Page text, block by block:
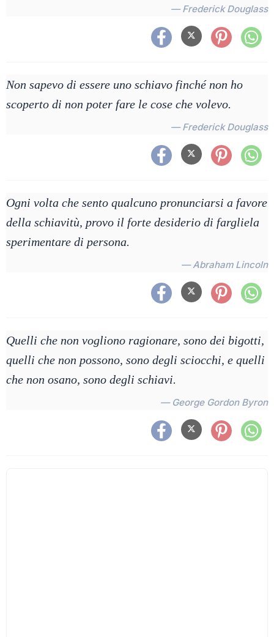
— Frederick Douglass
Non sapevo di essere uno schiavo finché non ho
scoperto di non poter fare le cose che volevo.
— Frederick Douglass
Ogni volta che sento qualcuno pronunciarsi a favore
della schiavitù, provo il forte desiderio di fargliela
sperimentare di persona.
— Abraham Lincoln
Quelli che non vogliono ragionare, sono dei bigotti,
quelli che non possono, sono degli sciocchi, e quelli
che non osano, sono degli schiavi.
— George Gordon Byron